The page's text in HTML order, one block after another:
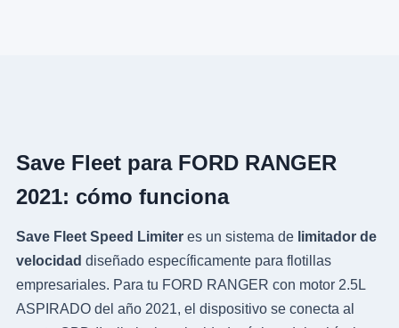
Save Fleet para FORD RANGER
2021: cómo funciona
Save Fleet Speed Limiteres un sistema de limitador de
velocidad diseñado específicamente para flotillas
empresariales. Para tu FORD RANGER con motor 2.5L
ASPIRADO del año 2021, el dispositivo se conecta al